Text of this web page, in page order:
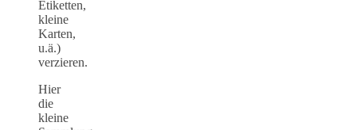
Etiketten,
kleine
Karten,
u.ä.)
verzieren.
Hier
die
kleine